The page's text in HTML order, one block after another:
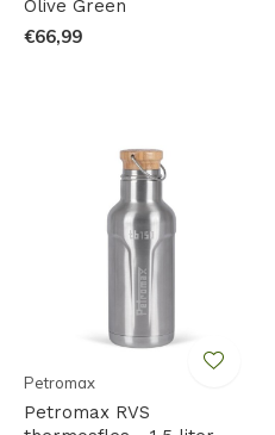
Olive Green
€66,99
Petromax
Petromax RVS